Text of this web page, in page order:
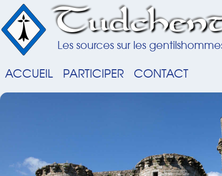
Les sources sur les
ACCUEIL PARTICIPER CONTACT